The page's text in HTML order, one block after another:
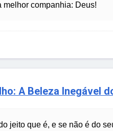
melhor companhia: Deus!
A Beleza Inegável
jeito que é, e se não é do